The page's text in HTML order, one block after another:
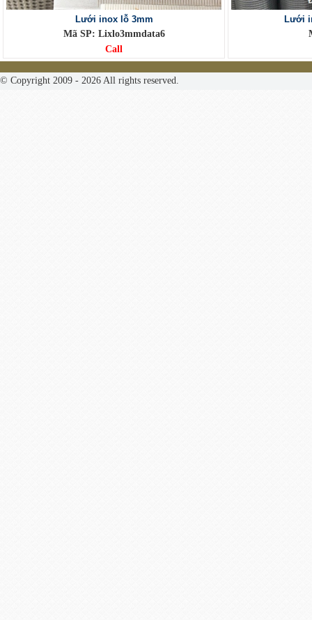
Lưới inox lỗ 3mm
Mã SP: Lixlo3mmdata6
Call
Lưới
© Copyright 2009 - 2026 All rights reserved.